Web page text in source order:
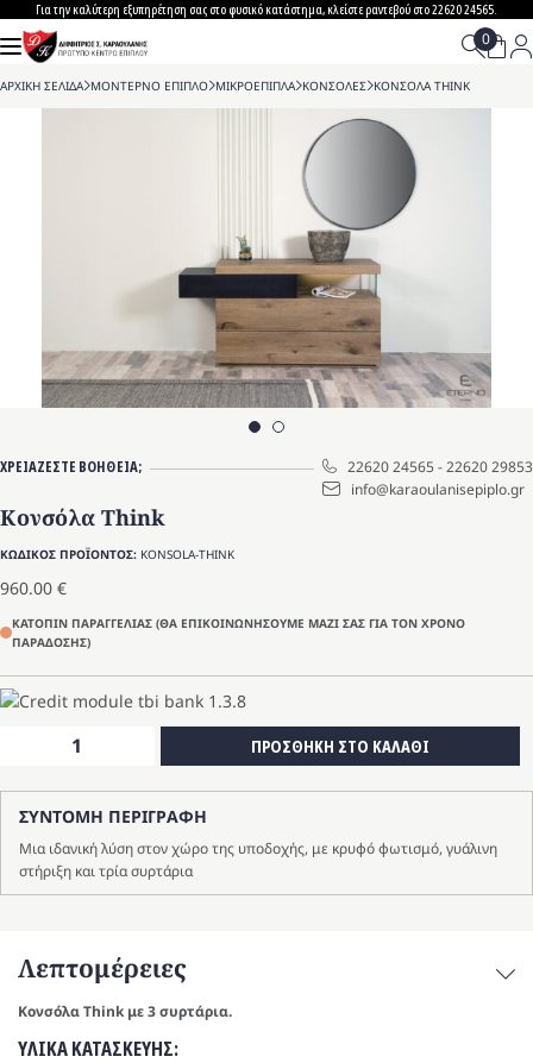
to
content
Για την καλύτερη εξυπηρέτηση σας στο φυσικό κατάστημα, κλείστε ραντεβού στο 22620 24565.
ΑΡΧΙΚΗ ΣΕΛΙΔΑ>ΜΟΝΤΕΡΝΟ ΕΠΙΠΛΟ>ΜΙΚΡΟΕΠΙΠΛΑ>ΚΟΝΣΟΛΕΣ>ΚΟΝΣΟΛΑ THINK
ΧΡΕΙΑΖΕΣΤΕ ΒΟΗΘΕΙΑ; 22620 24565-22620 29853
info@karaoulanisepiplo.gr
Κονσόλα Think
ΚΩΔΙΚΟΣ ΠΡΟΪΟΝΤΟΣ: KONSOLA-THINK
960.00 €
ΚΑΤΟΠΙΝ ΠΑΡΑΓΓΕΛΙΑΣ (ΘΑ ΕΠΙΚΟΙΝΩΝΗΣΟΥΜΕ ΜΑΖΙ ΣΑΣ ΓΙΑ ΤΟΝ ΧΡΟΝΟ
ΠΑΡΑΔΟΣΗΣ)
ποσότητα
ΠΡΟΣΘΗΚΗ ΣΤΟ ΚΑΛΑΘΙ
ΣΥΝΤΟΜΗ ΠΕΡΙΓΡΑΦΗ
Μια ιδανική λύση στον χώρο της υποδοχής, με κρυφό φωτισμό, γυάλινη
στήριξη και τρία συρτάρια
Λεπτομέρειες
Κονσόλα Think με 3 συρτάρια.
ΥΛΙΚΑ ΚΑΤΑΣΚΕΥΗΣ: